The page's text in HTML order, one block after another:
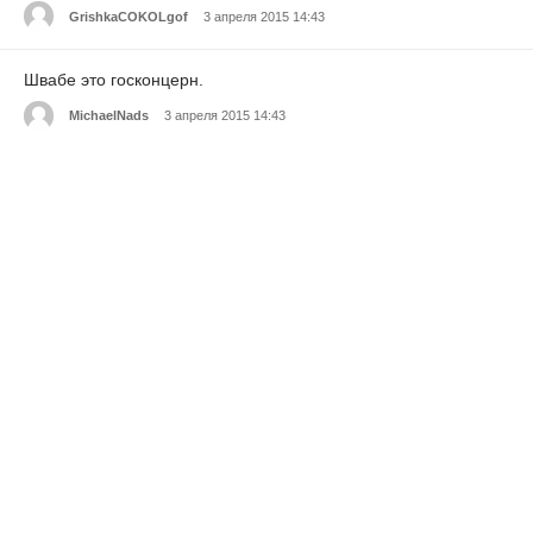
GrishkaCOKOLgof 3 апреля 2015 14:43
Швабе это госконцерн.
MichaelNads 3 апреля 2015 14:43